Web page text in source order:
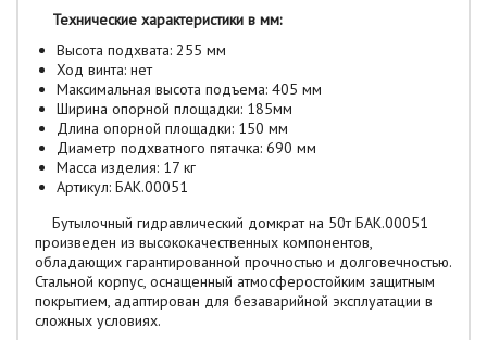
Технические характеристики в мм:
Высота подхвата: 255 мм
Ход винта: нет
Максимальная высота подъема: 405 мм
Ширина опорной площадки: 185мм
Длина опорной площадки: 150 мм
Диаметр подхватного пятачка: 690 мм
Масса изделия: 17 кг
Артикул: БАК.00051
Бутылочный гидравлический домкрат на 50т БАК.00051
произведен из высококачественных компонентов,
обладающих гарантированной прочностью и долговечностью.
Стальной корпус, оснащенный атмосферостойким защитным
покрытием, адаптирован для безаварийной эксплуатации в
сложных условиях.